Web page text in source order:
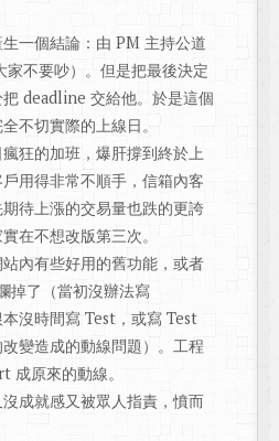
一個結論：由 PM 主持公道
家不要吵）。但是把最後決定
deadline 交給他。於是這個
不切實際的上線日。
狂的加班，爆肝撐到終於上
用得非常不順手，信箱內客
待上漲的交易量也跌的更誇
在不想改版第三次。
內有些好用的舊功能，或者
掉了（當初沒辦法寫
沒時間寫 Test，或寫 Test
變造成的動線問題）。工程
成原來的動線。
成就感又被眾人指責，憤而